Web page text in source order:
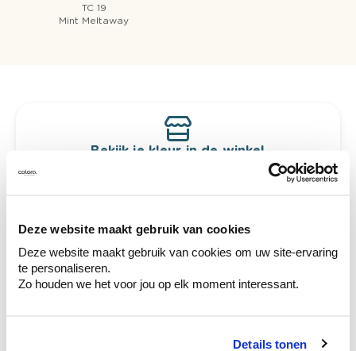
Deze website maakt gebruik van cookies
Deze website maakt gebruik van cookies om uw site-ervaring
te personaliseren.
Zo houden we het voor jou op elk moment interessant.
Details tonen
TC 19
Mint Meltaway
Bekijk je kleur in de winkel
Ontdek er kleurechte stalen van je
te verfijnen.
Krijg persoonlijk advies om kleuren te
combineren.